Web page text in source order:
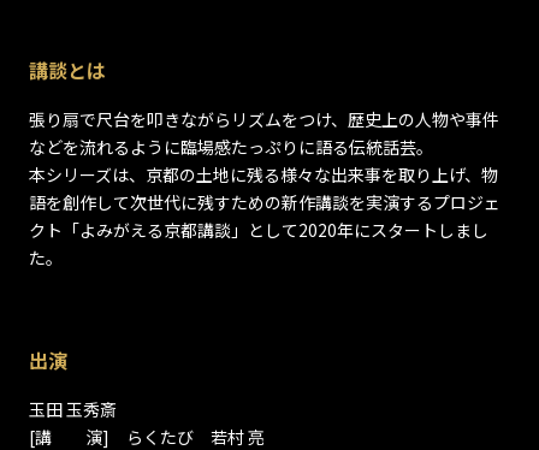
講談とは
張り扇で尺台を叩きながらリズムをつけ、歴史上の人物や事件
などを流れるように臨場感たっぷりに語る伝統話芸。
本シリーズは、京都の土地に残る様々な出来事を取り上げ、物
語を創作して次世代に残すための新作講談を実演するプロジェ
クト「よみがえる京都講談」として2020年にスタートしまし
た。
出演
玉田 玉秀斎
[講 演] らくたび 若村 亮